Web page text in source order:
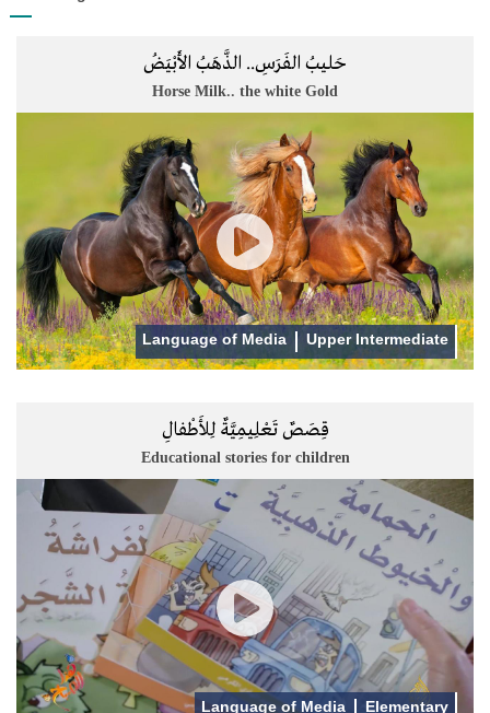
All
حَليبُ الفَرَسِ.. الذَّهَبُ الأَبْيَضُ
Horse Milk.. the white Gold
Language of Media Upper Intermediate
قِصَصٌ تَعْلِيمِيَّةٌ لِلأَطْفالِ
Educational stories for children